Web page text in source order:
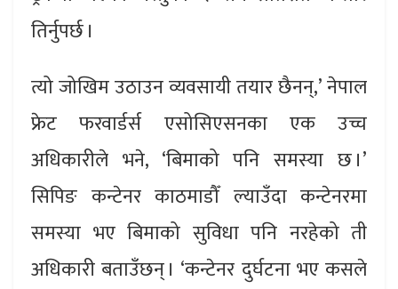
तिर्नुपर्छ ।
त्यो जोखिम उठाउन व्यवसायी तयार छैनन्,’ नेपाल
फ्रेट फरवार्डर्स एसोसिएसनका एक उच्च
अधिकारीले भने, ‘बिमाको पनि समस्या छ ।’
सिपिङ कन्टेनर काठमाडौँ ल्याउँदा कन्टेनरमा
समस्या भए बिमाको सुविधा पनि नरहेको ती
अधिकारी बताउँछन् । ‘कन्टेनर दुर्घटना भए कसले